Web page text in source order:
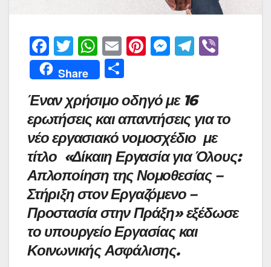
F
a
c
e
b
o
o
k
T
w
itt
er
W
h
at
s
A
p
p
E
m
ai
l
Pi
e
st
M
s
e
n
g
er
T
gr
a
m
Share
ρ
α
σ
τε
ίτ
ε
Έναν χρήσιμο οδηγό με 16
ερωτήσεις και απαντήσεις για το
νέο εργασιακό νομοσχέδιο με
τίτλο «Δίκαιη Εργασία για Όλους:
Απλοποίηση της Νομοθεσίας –
Στήριξη στον Εργαζόμενο –
Προστασία στην Πράξη» εξέδωσε
το υπουργείο Εργασίας και
Κοινωνικής Ασφάλισης.